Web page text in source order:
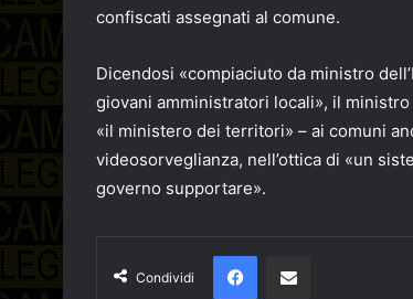
confiscati assegnati al comune.
Dicendosi «compiaciuto da ministro
giovani amministratori locali», il
«il ministero dei territori» – ai comuni
videosorveglianza, nell’ottica di «un
governo supportare».
Condividi
Facebook